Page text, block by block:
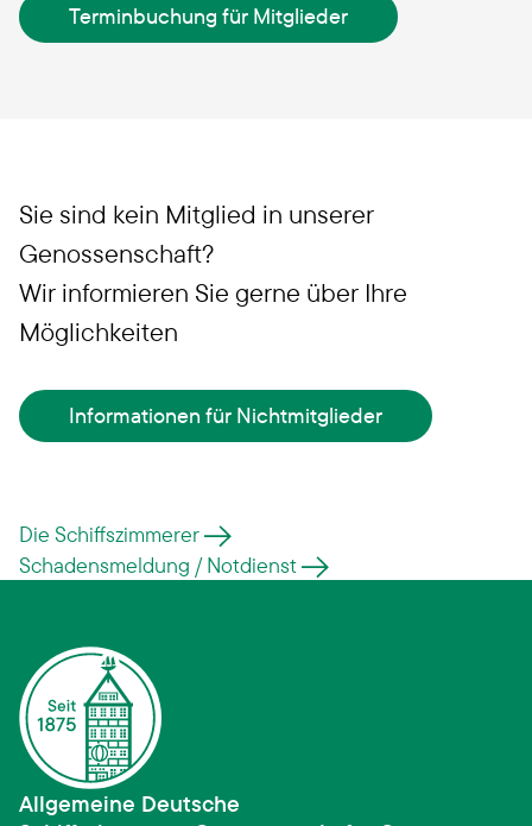
Terminbuchung für Mitglieder
Sie sind kein Mitglied in unserer
Genossenschaft?
Wir informieren Sie gerne über Ihre
Möglichkeiten
Informationen für Nichtmitglieder
Die Schiffszimmerer
Schadensmeldung / Notdienst
Allgemeine Deutsche